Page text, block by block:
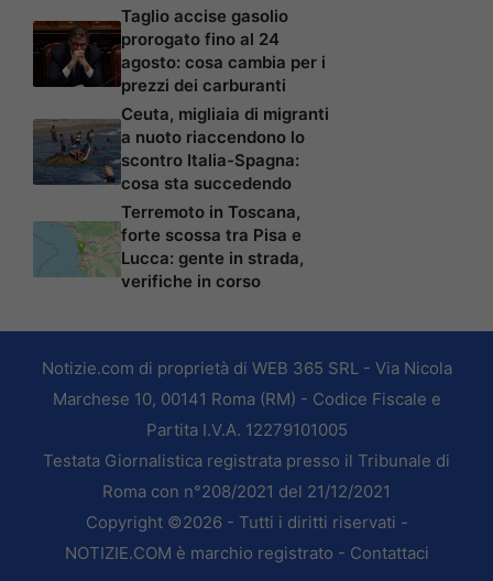
Taglio accise gasolio
prorogato fino al 24
agosto: cosa cambia per i
prezzi dei carburanti
Ceuta, migliaia di migranti
a nuoto riaccendono lo
scontro Italia-Spagna:
cosa sta succedendo
Terremoto in Toscana,
forte scossa tra Pisa e
Lucca: gente in strada,
verifiche in corso
Notizie.com di proprietà di WEB 365 SRL - Via Nicola
Marchese 10, 00141 Roma (RM) - Codice Fiscale e
Partita I.V.A. 12279101005
Testata Giornalistica registrata presso il Tribunale di
Roma con n°208/2021 del 21/12/2021
Copyright ©2026 - Tutti i diritti riservati -
NOTIZIE.COM è marchio registrato - Contattaci